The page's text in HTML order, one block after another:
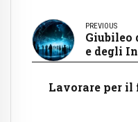
PREVIOUS
e degli
Lavorare per il